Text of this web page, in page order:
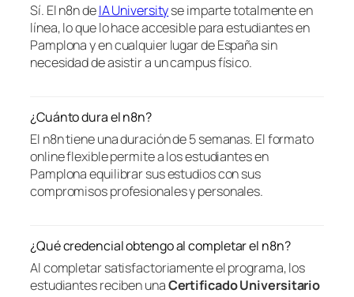
Sí. El n8n deIA Universityse imparte totalmente en
línea, lo que lo hace accesible para estudiantes en
Pamplona y en cualquier lugar de España sin
necesidad de asistir a un campus físico.
¿Cuánto dura el n8n?
El n8n tiene una duración de 5 semanas. El formato
online flexible permite a los estudiantes en
Pamplona equilibrar sus estudios con sus
compromisos profesionales y personales.
¿Qué credencial obtengo al completar el n8n?
Al completar satisfactoriamente el programa, los
estudiantes reciben unaCertificado Universitario